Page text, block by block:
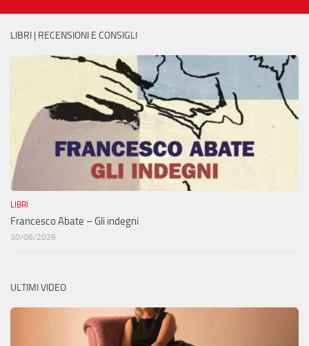
LIBRI | RECENSIONI E CONSIGLI
LIBRI
Francesco Abate – Gli indegni
30/06/2026
ULTIMI VIDEO